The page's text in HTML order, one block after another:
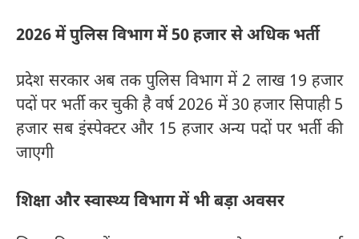
2026 में पुलिस विभाग में 50 हजार से अधिक भर्ती
प्रदेश सरकार अब तक पुलिस विभाग में 2 लाख 19 हजार
पदों पर भर्ती कर चुकी है वर्ष 2026 में 30 हजार सिपाही 5
हजार सब इंस्पेक्टर और 15 हजार अन्य पदों पर भर्ती की
जाएगी
शिक्षा और स्वास्थ्य विभाग में भी बड़ा अवसर